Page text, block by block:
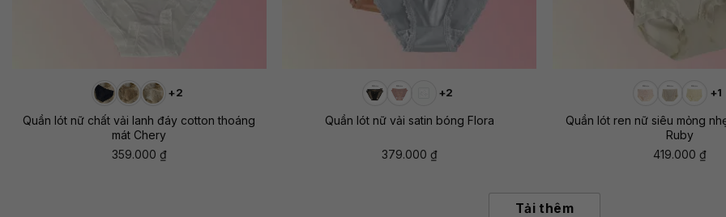
+2
Quần lót nữ chất vải lanh đáy cotton thoáng
mát Chery
359.000 ₫
+2
Quần lót nữ vải satin bóng Flora
379.000 ₫
+1
Quần lót ren nữ siêu mỏng
Ruby
419.000 ₫
Tải thêm